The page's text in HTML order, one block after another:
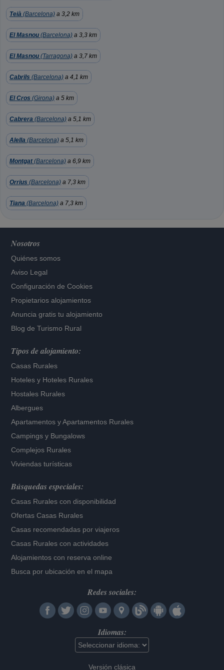
Teià (Barcelona) a 3,2 km
El Masnou (Barcelona) a 3,3 km
El Masnou (Tarragona) a 3,7 km
Cabrils (Barcelona) a 4,1 km
El Cros (Girona) a 5 km
Cabrera (Barcelona) a 5,1 km
Alella (Barcelona) a 5,1 km
Montgat(Barcelona) a 6,9 km
Orrius (Barcelona) a 7,3 km
Tiana (Barcelona) a 7,3 km
Nosotros
Quiénes somos
Aviso Legal
Configuración de Cookies
Propietarios alojamientos
Anuncia gratis tu alojamiento
Blog de Turismo Rural
Tipos de alojamiento:
Casas Rurales
Hoteles y Hoteles Rurales
Hostales Rurales
Albergues
Apartamentos yApartamentos Rurales
Campings y Bungalows
Complejos Rurales
Viviendas turísticas
Búsquedas especiales:
Casas Rurales con disponibilidad
Ofertas Casas Rurales
Casas recomendadas por viajeros
Casas Rurales con actividades
Alojamientos con reserva online
Busca por ubicación en el mapa
Redes sociales:
Idiomas:
Versión clásica